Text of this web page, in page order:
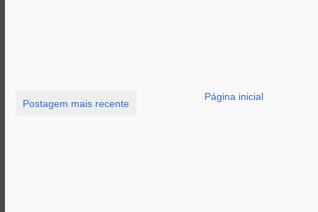
Postagem mais recente
Página inicial